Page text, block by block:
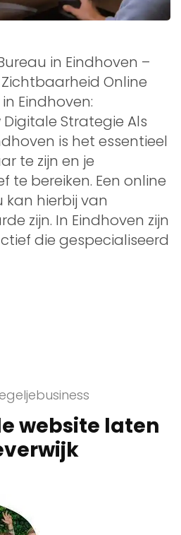
in Eindhoven –
Online
Eindhoven:
Strategie Als
is het essentieel
te zijn en je
te bereiken. Een online
hierbij van
zijn. In Eindhoven zijn
die gespecialiseerd
website laten